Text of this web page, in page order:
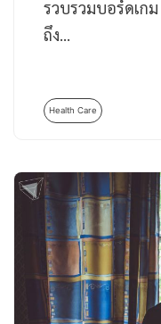
รวบรวมบอร์ดเกม
ถึง…
Health Care